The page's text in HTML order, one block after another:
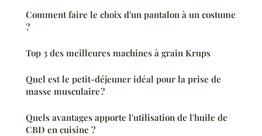
Comment faire le choix d'un pantalon à un costume
?
Top 3 des meilleures machines à grain Krups
Quel est le petit-déjeuner idéal pour la prise de
masse musculaire ?
Quels avantages apporte l'utilisation de l'huile de
CBD en cuisine ?